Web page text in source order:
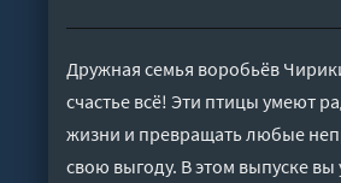
Дружная семья воробьёв
счастье всё! Эти птицы умеют
жизни и превращать любые
свою выгоду. В этом выпуске вы